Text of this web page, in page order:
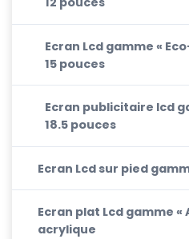
Ecran Lcd gamme «
15 pouces
Ecran publicitaire lcd
18.5 pouces
Ecran Lcd sur pied
Ecran plat Lcd gamme «
acrylique